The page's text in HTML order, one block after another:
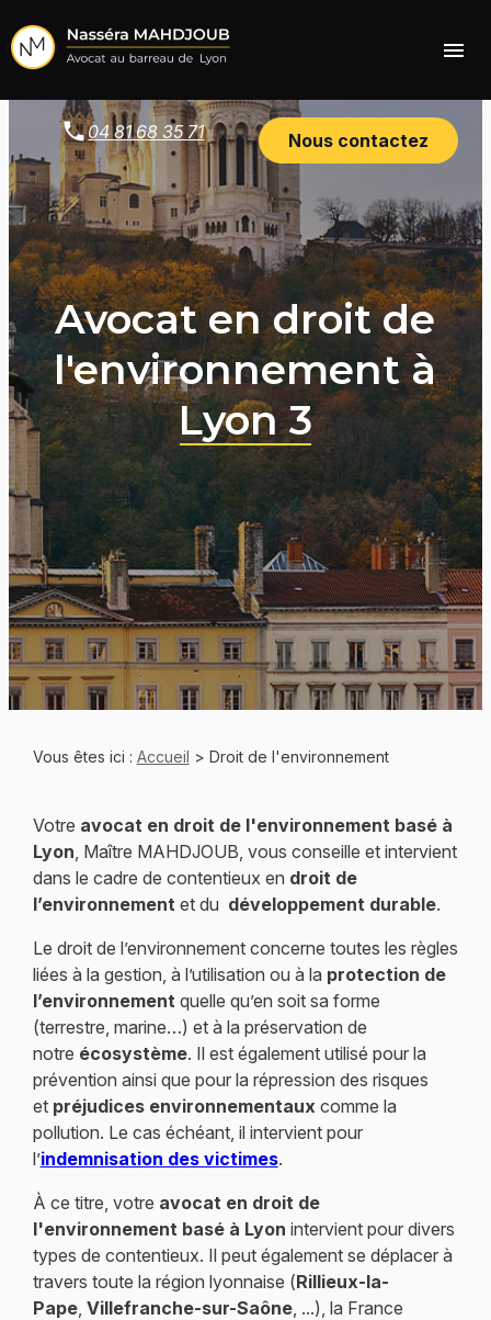
menu
04 81 68 35 71 Nous contactez
Avocat en droit de
l'environnement à
Lyon 3
Vous êtes ici : Accueil > Droit de l'environnement
Votre avocat en droit de l'environnement basé à
Lyon, Maître MAHDJOUB, vous conseille et intervient
dans le cadre de contentieux en droit de
l’environnementet du développement durable.
Le droit de l’environnement concerne toutes les règles
liées à la gestion, à l’utilisation ou à la protection de
l’environnementquelle qu’en soit sa forme
(terrestre, marine…) et à la préservation de
notre écosystème. Il est également utilisé pour la
prévention ainsi que pour la répression des risques
et préjudices environnementaux comme la
pollution. Le cas échéant, il intervient pour
l’indemnisation des victimes.
À ce titre, votre avocat en droit de
l'environnement basé à Lyon intervient pour divers
types de contentieux. Il peut également se déplacer à
travers toute la région lyonnaise (Rillieux-la-
Pape, Villefranche-sur-Saône, ...), la France